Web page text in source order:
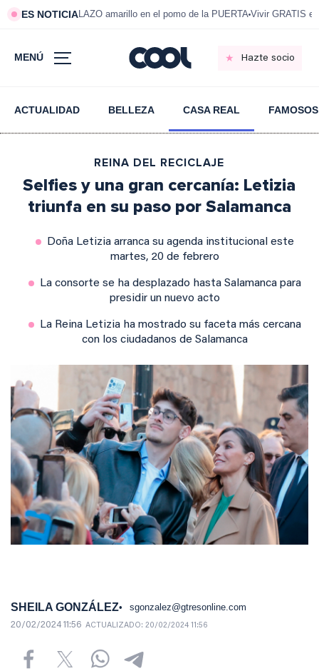
ES NOTICIALAZO amarillo en el pomo de la PUERTA Vivir GRATIS
MENÚ Hazte socio
ACTUALIDAD BELLEZA CASA REAL FAMOSOS
REINA DEL RECICLAJE
Selfies y una gran cercanía: Letizia
triunfa en su paso por Salamanca
Doña Letizia arranca su agenda institucional este
martes, 20 de febrero
La consorte se ha desplazado hasta Salamanca para
presidir un nuevo acto
La Reina Letizia ha mostrado su faceta más cercana
con los ciudadanos de Salamanca
SHEILA GONZÁLEZ sgonzalez@gtresonline.com
20/02/2024 11:56 ACTUALIZADO: 20/02/2024 11:56